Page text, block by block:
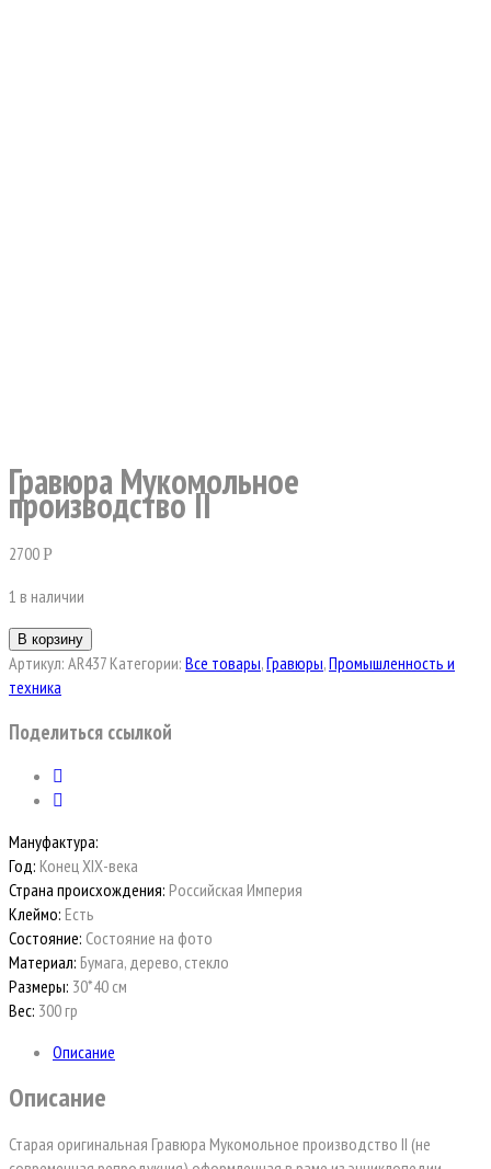
Гравюра Мукомольное
производство II
2700Р
1 в наличии
В корзину
Артикул: AR437 Категории: Все товары,Гравюры,Промышленность и
техника
Поделиться ссылкой
Мануфактура:
Год: Конец ХIХ-века
Страна происхождения: Российская Империя
Клеймо: Есть
Состояние: Состояние на фото
Материал: Бумага, дерево, стекло
Размеры: 30*40 см
Вес: 300 гр
Описание
Описание
Старая оригинальная Гравюра Мукомольное производство II (не